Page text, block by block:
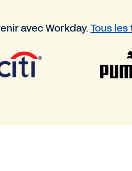
avec Workday.Tous